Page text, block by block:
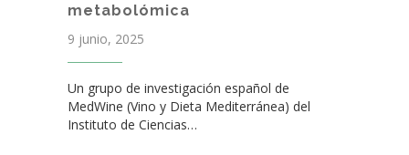
metabolómica
9 junio, 2025
Un grupo de investigación español de
MedWine (Vino y Dieta Mediterránea) del
Instituto de Ciencias…